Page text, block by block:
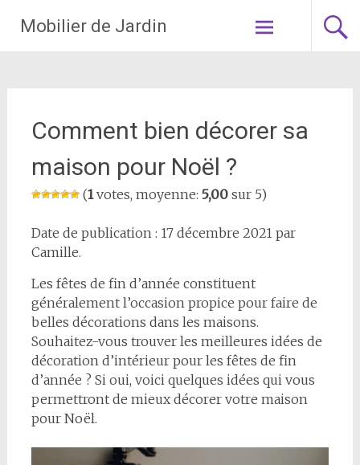
Mobilier de Jardin
Aller
au
contenu
Comment bien décorer sa
maison pour Noël ?
(1votes, moyenne: 5,00sur 5)
Date de publication : 17 décembre 2021 par
Camille.
Les fêtes de fin d’année constituent
généralement l’occasion propice pour faire de
belles décorations dans les maisons.
Souhaitez-vous trouver les meilleures idées de
décoration d’intérieur pour les fêtes de fin
d’année ? Si oui, voici quelques idées qui vous
permettront de mieux décorer votre maison
pour Noël.